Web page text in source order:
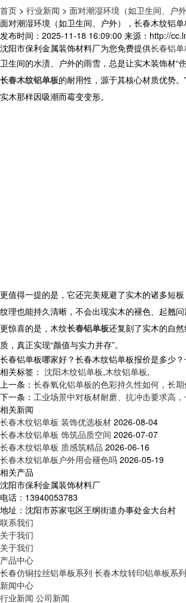
首页 > 行业新闻 > 面对潮湿环境（如卫生间、户
面对潮湿环境（如卫生间、户外），长春木纹铝
发布时间：2025-11-18 16:09:00 来源：http://
沈阳市保利金属装饰材料厂为您免费提供长春铝单
卫生间的水渍、户外的雨雪，总是让实木装饰材
长春木纹铝单板的耐用性，源于其核心材质优势
实木那样因吸潮而霉变变形。
更值得一提的是，它还完美规避了实木的诸多短
纹理也能持久清晰，不会出现实木的褪色、起翘问
更惊喜的是， 木纹长春铝单板还复刻了实木的自
质，真正实现“颜值与实力并存”。
长春铝单板哪家好？长春木纹铝单板报价是多少
相关标签： 沈阳木纹铝单板,木纹铝单板,
上一条： 长春氧化铝单板的色彩持久性如何，长
下一条： 工业场景中对板材耐磨、抗冲击要求高
相关新闻
长春木纹铝单板 装饰优选板材 2026-08-04
长春木纹铝单板 饰筑品质空间 2026-07-07
长春木纹铝单板 质感筑精品 2026-06-16
长春木纹铝单板户外用会褪色吗 2026-05-19
相关产品
沈阳市保利金属装饰材料厂
电话：13940053783
地址：沈阳市苏家屯区王纲街道办事处金大台村
联系我们
关于我们
关于我们
产品中心
长春仿铜拉丝铝单板系列 长春木纹转印铝单板系列
新闻中心
行业新闻 公司新闻